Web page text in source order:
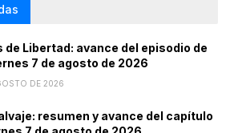
de Libertad: avance del episodio de
7 de agosto de 2026
DE 2026
resumen y avance del capítulo